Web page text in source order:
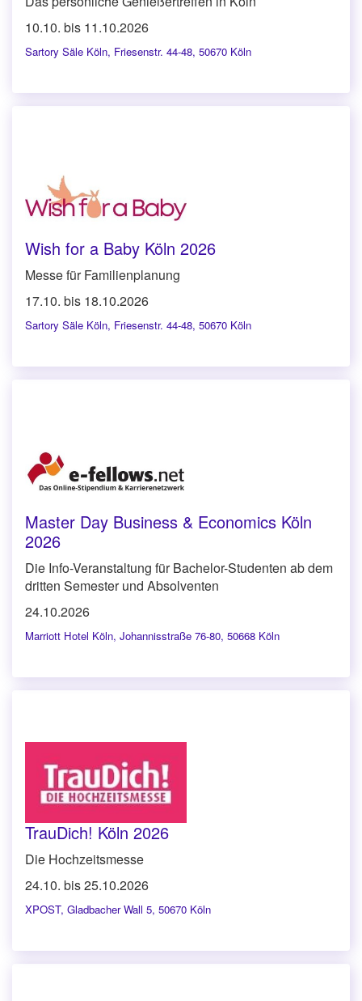
10.10. bis 11.10.2026
Sartory Säle Köln, Friesenstr. 44-48, 50670 Köln
Wish for a Baby Köln 2026
Messe für Familienplanung
17.10. bis 18.10.2026
Sartory Säle Köln, Friesenstr. 44-48, 50670 Köln
Master Day Business & Economics Köln
2026
Die Info-Veranstaltung für Bachelor-Studenten ab dem
dritten Semester und Absolventen
24.10.2026
Marriott Hotel Köln, Johannisstraße 76-80, 50668 Köln
TrauDich! Köln 2026
Die Hochzeitsmesse
24.10. bis 25.10.2026
XPOST, Gladbacher Wall 5, 50670 Köln